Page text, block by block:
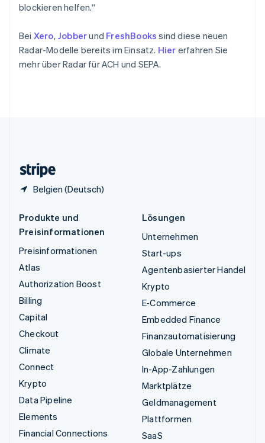
blockieren helfen.“
Bei Xero, Jobberund FreshBooks sind diese neuen
Radar-Modelle bereits im Einsatz. Hier erfahren Sie
mehr über Radar für ACH und SEPA.
Belgien (Deutsch)
Thailand
Tschechische Republik
English
Ungarn
English
Produkte und
Preisinformationen
Preisinformationen
Atlas
Authorization Boost
Billing
Capital
Checkout
Climate
Connect
Krypto
Data Pipeline
Elements
Financial Connections
Lösungen
Unternehmen
Start-ups
Agentenbasierter Handel
Krypto
E-Commerce
Embedded Finance
Finanzautomatisierung
Globale Unternehmen
In-App-Zahlungen
Marktplätze
Geldmanagement
Plattformen
SaaS